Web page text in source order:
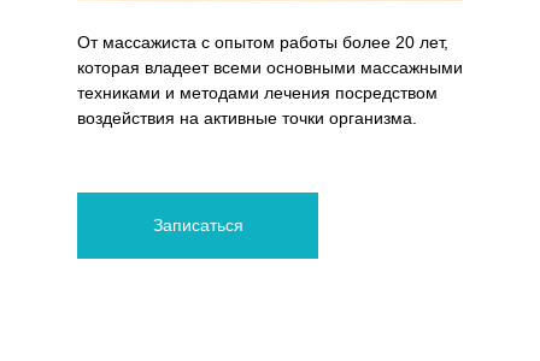
Записаться
От массажиста с опытом работы более 20 лет,
которая владеет всеми основными массажными
техниками и методами лечения посредством
воздействия на активные точки организма.